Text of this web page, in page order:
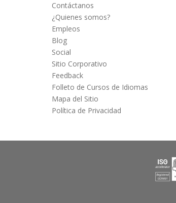
Contáctanos
¿Quienes somos?
Empleos
Blog
Social
Sitio Corporativo
Feedback
Folleto de Cursos de Idiomas
Mapa del Sitio
Política de Privacidad